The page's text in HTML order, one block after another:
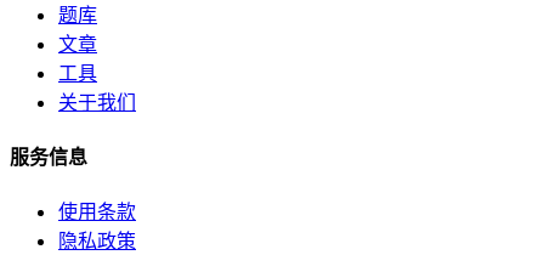
题库
文章
工具
关于我们
服务信息
使用条款
隐私政策